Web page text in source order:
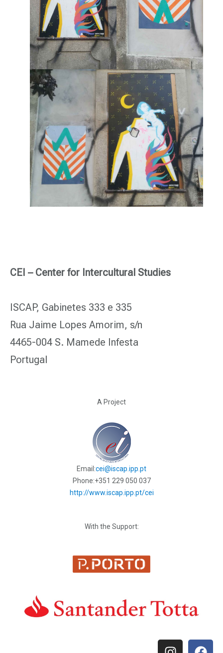
CEI – Center for Intercultural Studies
ISCAP, Gabinetes 333 e 335
Rua Jaime Lopes Amorim, s/n
4465-004 S. Mamede Infesta
Portugal
A Project
Email:cei@iscap.ipp.pt
Phone:+351 229 050 037
http://www.iscap.ipp.pt/cei
With the Support: